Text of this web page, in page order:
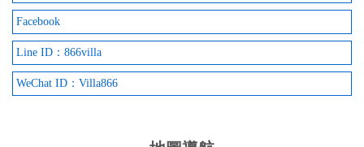
Facebook
Line ID：866villa
WeChat ID：Villa866